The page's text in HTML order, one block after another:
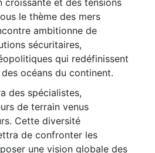
croissante et des tensions
le thème des mers
ambitionne de
sécuritaires,
qui redéfinissent
océans du continent.
des spécialistes,
de terrain venus
Cette diversité
de confronter les
une vision globale des